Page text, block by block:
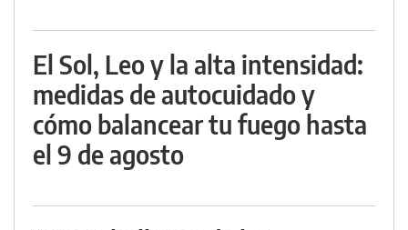
El Sol, Leo y la alta intensidad:
medidas de autocuidado y
cómo balancear tu fuego hasta
el 9 de agosto